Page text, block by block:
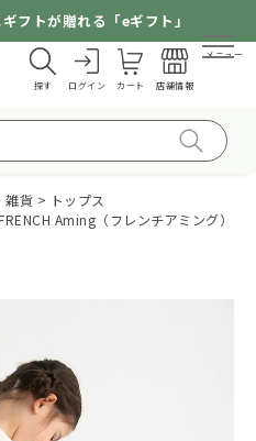
フトが贈れる「eギフト」
探す ログイン カート 店舗情報
メニュー
雑貨
トップス
Aming（フレンチアミング）